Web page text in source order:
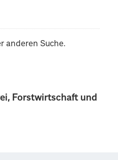
Forstwirtschaft und
anderen Suche.